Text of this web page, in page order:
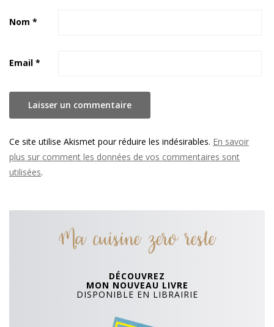
Nom *
Email *
Ce site utilise Akismet pour réduire les indésirables. En savoir
plus sur comment les données de vos commentaires sont
utilisées.
Ma cuisine zero reste
DÉCOUVREZ
MON NOUVEAU LIVRE
DISPONIBLE EN LIBRAIRIE